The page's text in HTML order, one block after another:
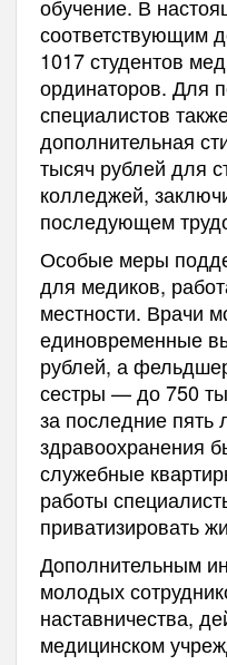
обучение. В
соответствующим
1017 студентов
ординаторов. Для
специалистов
дополнительная
тысяч рублей для
колледжей,
последующем
Особые меры
для медиков,
местности. Врачи
единовременные
рублей, а
сестры — до 750
за последние пять
здравоохранения
служебные
работы
приватизировать
Дополнительным
молодых
наставничества,
медицинском